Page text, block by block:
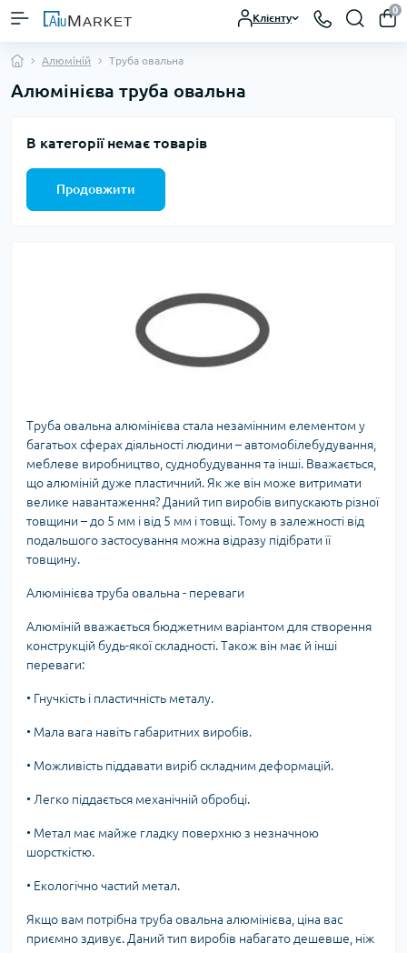
Клієнту
0
Алюміній Труба овальна
Алюмінієва труба овальна
В категорії немає товарів
Продовжити
Труба овальна алюмінієва стала незамінним елементом у
багатьох сферах діяльності людини – автомобілебудування,
меблеве виробництво, суднобудування та інші. Вважається,
що алюміній дуже пластичний. Як же він може витримати
велике навантаження? Даний тип виробів випускають різної
товщини – до 5 мм і від 5 мм і товщі. Тому в залежності від
подальшого застосування можна відразу підібрати її
товщину.
Алюмінієва труба овальна - переваги
Алюміній вважається бюджетним варіантом для створення
конструкцій будь-якої складності. Також він має й інші
переваги:
• Гнучкість і пластичність металу.
• Мала вага навіть габаритних виробів.
• Можливість піддавати виріб складним деформацій.
• Легко піддається механічній обробці.
• Метал має майже гладку поверхню з незначною
шорсткістю.
• Екологічно частий метал.
Якщо вам потрібна труба овальна алюмінієва, ціна вас
приємно здивує. Даний тип виробів набагато дешевше, ніж